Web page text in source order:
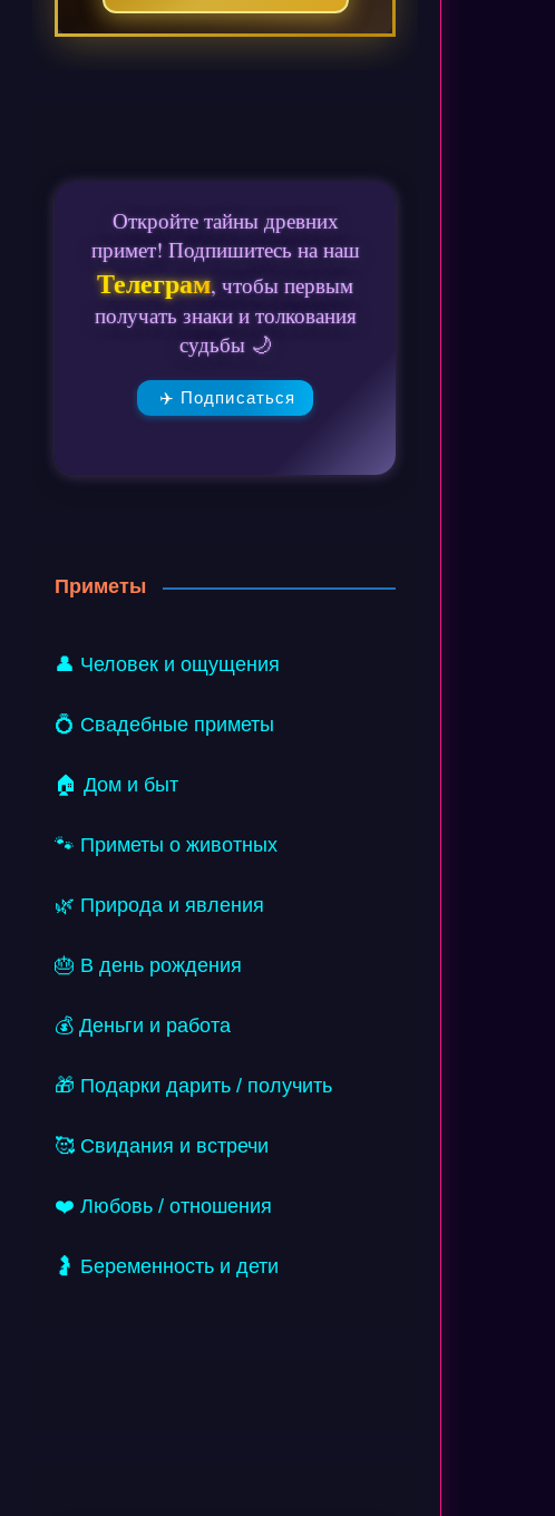
Откройте тайны древних
примет! Подпишитесь на наш
Телеграм, чтобы первым
получать знаки и толкования
судьбы 🌙
✈️ Подписаться
Приметы
👤 Человек и ощущения
💍 Свадебные приметы
🏠 Дом и быт
🐾 Приметы о животных
🌿 Природа и явления
🎂 В день рождения
💰 Деньги и работа
🎁 Подарки дарить / получить
🥰 Свидания и встречи
❤️ Любовь / отношения
🤰 Беременность и дети